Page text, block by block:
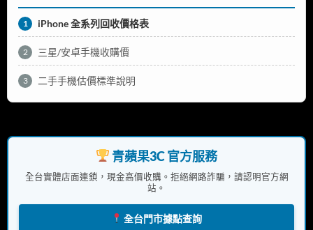
1 iPhone 全系列回收價格表
2 三星/安卓手機收購價
3 二手手機估價標準說明
青蘋果3C 官方服務
全台實體店面連鎖，現金高價收購。拒絕網路詐騙，請認明官方網
站。
全台門市據點查詢